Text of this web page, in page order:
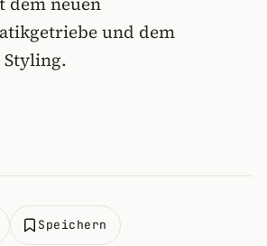
und dem
Speichern